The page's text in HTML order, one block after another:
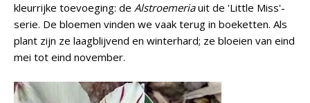
kleurrijke toevoeging: de Alstroemeriauit de 'Little Miss'-
serie. De bloemen vinden we vaak terug in boeketten. Als
plant zijn ze laagblijvend en winterhard; ze bloeien van eind
mei tot eind november.